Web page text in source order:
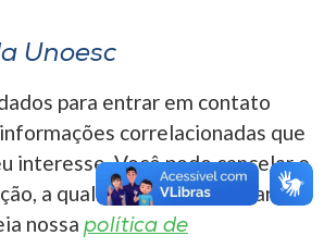
Unoesc
para entrar em contato
correlacionadas que
interesse. Você pode cancelar o
a qualquer momento. Para
nossa política de